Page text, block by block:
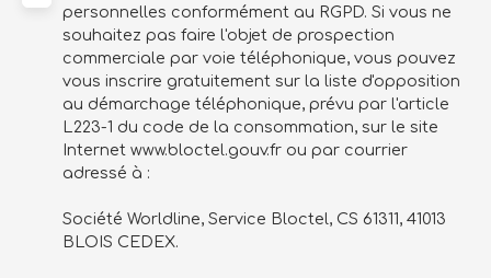
personnelles conformément au RGPD. Si vous ne
souhaitez pas faire l'objet de prospection
commerciale par voie téléphonique, vous pouvez
vous inscrire gratuitement sur la liste d'opposition
au démarchage téléphonique, prévu par l'article
L223-1 du code de la consommation, sur le site
Internet www.bloctel.gouv.fr ou par courrier
adressé à :
Société Worldline, Service Bloctel, CS 61311, 41013
BLOIS CEDEX.